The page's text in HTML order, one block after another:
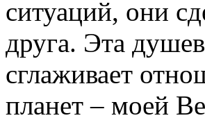
ситуаций, они
друга. Эта
сглаживает
планет – моей